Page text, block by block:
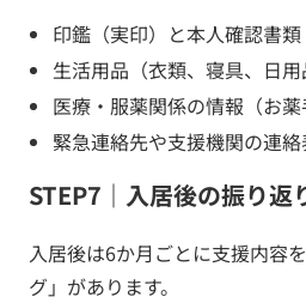
印鑑（実印）と本人確認書類
生活用品（衣類、寝具、日用
医療・服薬関係の情報（お薬
緊急連絡先や支援機関の連絡
STEP7｜入居後の振り返
入居後は6か月ごとに支援内容
グ」があります。